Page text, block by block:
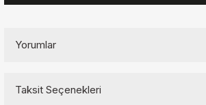
Yorumlar
Taksit Seçenekleri